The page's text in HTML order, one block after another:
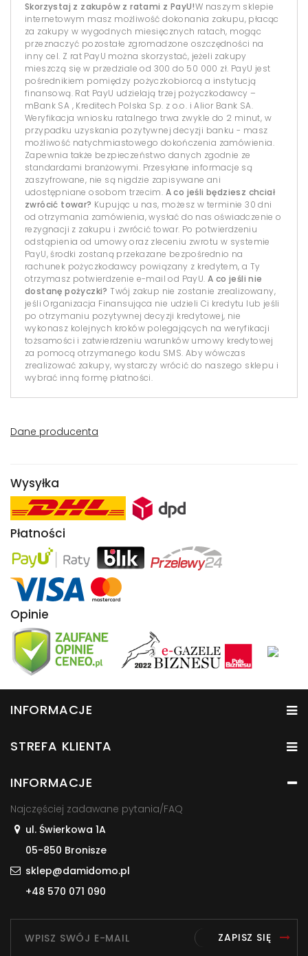
Skorzystaj z zakupów z ratami z PayU!W naszym sklepie
internetowym masz możliwość dokonania zakupu, płacąc
za zakupy w wygodnych miesięcznych ratach, mogąc
przeznaczyć pozostałe zgromadzone oszczędności na
inny cel. Z rat PayU można skorzystać, jeżeli zakupy
mieszczą się w przedziale od 300 do 50 000 zł. PayU jest
pośrednikiem pomiędzy pożyczkobiorcą a instytucją
finansową. Rat PayU udzielają trzej pożyczkodawcy –
mBank SA , Kreditech Polska Sp. z o.o. i Alior Bank SA.
Weryfikacja wniosku ratalnego trwa zwykle do 2 minut, w
przypadku uzyskania pozytywnej decyzji banku - masz
możliwość natychmiastowego dokończenia zamówienia.
Zapewnia także bezpieczeństwo danych zgodnie ze
standardami branżowymi. Przesyłane informacje są
zaszyfrowane, nie są nigdzie zapisywane ani
udostępniane osobom trzecim. A co jeśli będziesz chciał
zwrócić towar? Kupując u nas, możesz w terminie 30 dni
od otrzymania zamówienia, wysłać do nas oświadczenie o
rezygnacji z zakupu i zwrócić towar. Po potwierdzeniu
odstąpienia od umowy oraz zleceniu zwrotu w systemie
PayU, środki zostaną przekazane bezpośrednio na
rachunek pożyczkodawcy powiązany z kredytem, a Ty
otrzymasz potwierdzenie e-mail od PayU. A co jeśli nie
dostanę pożyczki? Twój zakup nie zostanie zrealizowany,
jeśli Organizacja Finansująca nie udzieli Ci kredytu lub jeśli
po otrzymaniu pozytywnej decyzji kredytowej, nie
wykonasz kolejnych kroków polegających na weryfikacji
tożsamości i zatwierdzeniu warunków umowy kredytowej
za pomocą otrzymanego kodu SMS. Aby wówczas
zrealizować zakupy, wystarczy wrócić do naszego sklepu i
wybrać inną formę płatności.
Dane producenta
Wysyłka
Płatności
Opinie
INFORMACJE
STREFA KLIENTA
INFORMACJE
Najczęściej zadawane pytania/FAQ
ul. Świerkowa 1A
05-850 Bronisze
sklep@damidomo.pl
+48 570 071 090
ZAPISZ SIĘ